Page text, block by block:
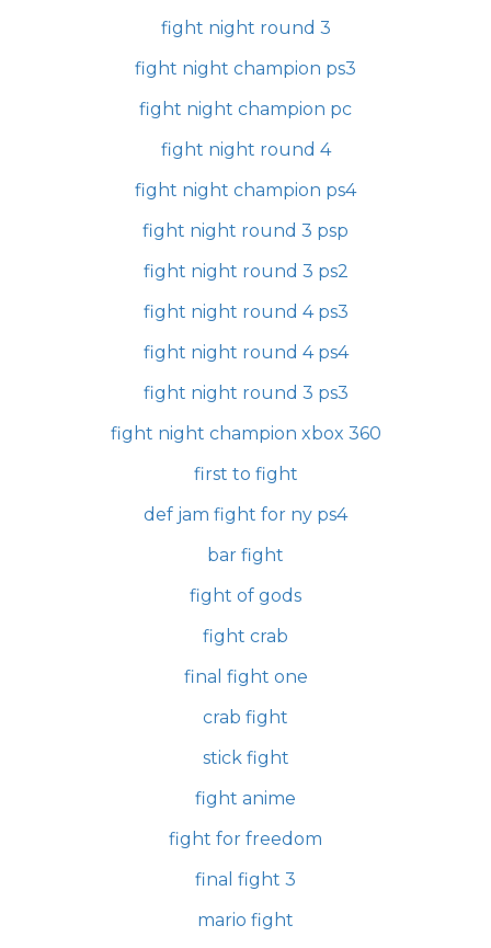
fight night round 3
fight night champion ps3
fight night champion pc
fight night round 4
fight night champion ps4
fight night round 3 psp
fight night round 3 ps2
fight night round 4 ps3
fight night round 4 ps4
fight night round 3 ps3
fight night champion xbox 360
first to fight
def jam fight for ny ps4
bar fight
fight of gods
fight crab
final fight one
crab fight
stick fight
fight anime
fight for freedom
final fight 3
mario fight